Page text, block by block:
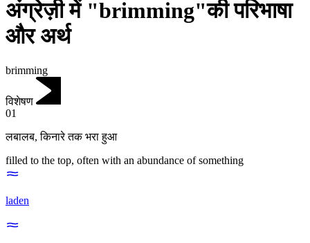
अंग्रेज़ी में "brimming"की परिभाषा
और अर्थ
brimming
विशेषण
01
लबालब,किनारे तक भरा हुआ
filled to the top, often with an abundance of something
laden